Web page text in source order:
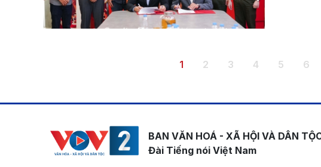
Trang hiện thời
1 Trang
2 Trang
3 Trang
4 Trang
5 6
BAN VĂN HOÁ - XÃ HỘI VÀ DÂN
Đài Tiếng nói Việt Nam